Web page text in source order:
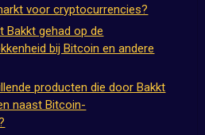
voor cryptocurrencies?
Bakkt gehad op de
bij Bitcoin en andere
producten die door Bakkt
naast Bitcoin-